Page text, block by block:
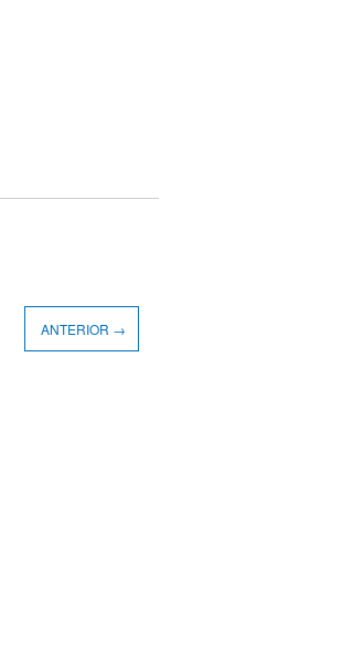
ANTERIOR →